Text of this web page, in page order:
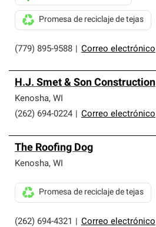
(779) 895-9588 Correo electrónico
Promesa de reciclaje de tejas
H.J. Smet & Son Construction
Kenosha, WI
(262) 694-0224
Correo electrónico
The Roofing Dog
Kenosha, WI
(262) 694-4321 Correo electrónico
Promesa de reciclaje de tejas